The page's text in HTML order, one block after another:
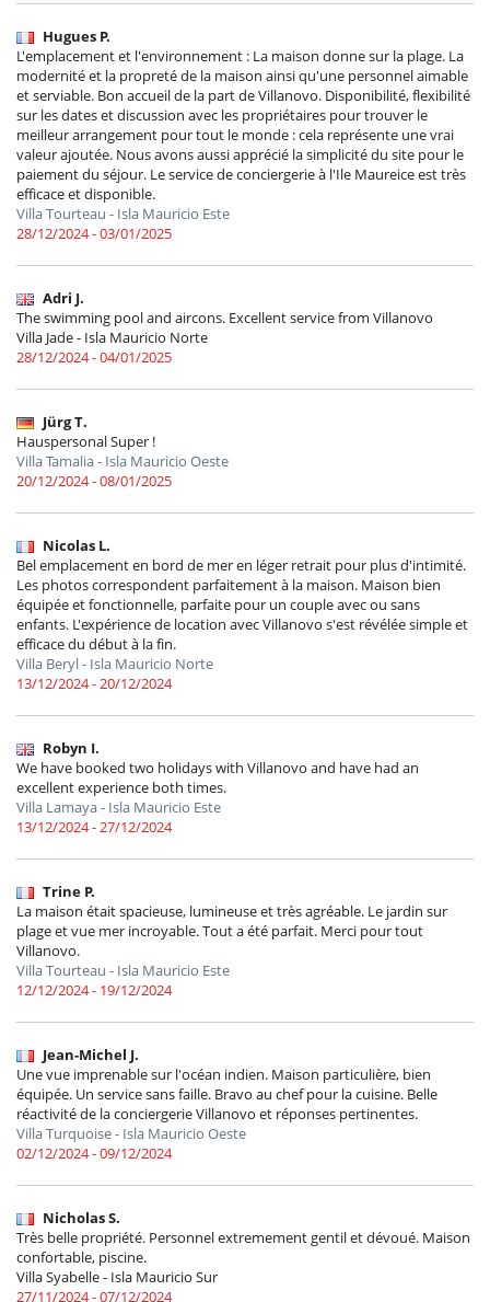
Hugues P.
L'emplacement et l'environnement : La maison donne sur la plage. La
modernité et la propreté de la maison ainsi qu'une personnel aimable
et serviable. Bon accueil de la part de Villanovo. Disponibilité, flexibilité
sur les dates et discussion avec les propriétaires pour trouver le
meilleur arrangement pour tout le monde : cela représente une vrai
valeur ajoutée. Nous avons aussi apprécié la simplicité du site pour le
paiement du séjour. Le service de conciergerie à l'Ile Maureice est très
efficace et disponible.
Villa Tourteau - Isla Mauricio Este
28/12/2024 - 03/01/2025
Adri J.
The swimming pool and aircons. Excellent service from Villanovo
Villa Jade - Isla Mauricio Norte
28/12/2024 - 04/01/2025
Jürg T.
Hauspersonal Super !
Villa Tamalia - Isla Mauricio Oeste
20/12/2024 - 08/01/2025
Nicolas L.
Bel emplacement en bord de mer en léger retrait pour plus d'intimité.
Les photos correspondent parfaitement à la maison. Maison bien
équipée et fonctionnelle, parfaite pour un couple avec ou sans
enfants. L'expérience de location avec Villanovo s'est révélée simple et
efficace du début à la fin.
Villa Beryl - Isla Mauricio Norte
13/12/2024 - 20/12/2024
Robyn I.
We have booked two holidays with Villanovo and have had an
excellent experience both times.
Villa Lamaya - Isla Mauricio Este
13/12/2024 - 27/12/2024
Trine P.
La maison était spacieuse, lumineuse et très agréable. Le jardin sur
plage et vue mer incroyable. Tout a été parfait. Merci pour tout
Villanovo.
Villa Tourteau - Isla Mauricio Este
12/12/2024 - 19/12/2024
Jean-Michel J.
Une vue imprenable sur l'océan indien. Maison particulière, bien
équipée. Un service sans faille. Bravo au chef pour la cuisine. Belle
réactivité de la conciergerie Villanovo et réponses pertinentes.
Villa Turquoise - Isla Mauricio Oeste
02/12/2024 - 09/12/2024
Nicholas S.
Très belle propriété. Personnel extremement gentil et dévoué. Maison
confortable, piscine.
Villa Syabelle - Isla Mauricio Sur
27/11/2024 - 07/12/2024